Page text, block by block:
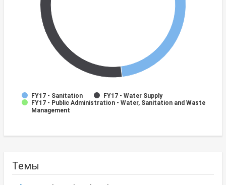
FY17 - Sanitation
FY17 - Water Supply
FY17 - Public Administration - Water, Sanitation and Waste
Management
Темы